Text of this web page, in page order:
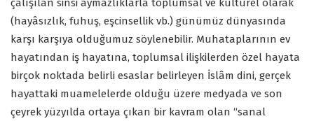
çalışılan sinsi aymazlıklarla toplumsal ve kültürel olarak
(hayâsızlık, fuhuş, eşcinsellik vb.) günümüz dünyasında
karşı karşıya olduğumuz söylenebilir. Muhataplarının ev
hayatından iş hayatına, toplumsal ilişkilerden özel hayata
birçok noktada belirli esaslar belirleyen İslâm dini, gerçek
hayattaki muamelelerde olduğu üzere medyada ve son
çeyrek yüzyılda ortaya çıkan bir kavram olan “sanal